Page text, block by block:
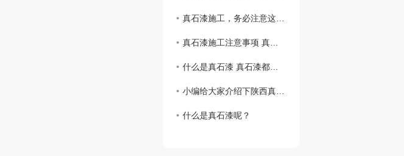
真石漆施工，务必注意这十点！
真石漆施工注意事项 真石漆选购指南
什么是真石漆 真石漆都有什么优点
小编给大家介绍下陕西真石漆的基本概念和真石漆的特点
什么是真石漆呢？